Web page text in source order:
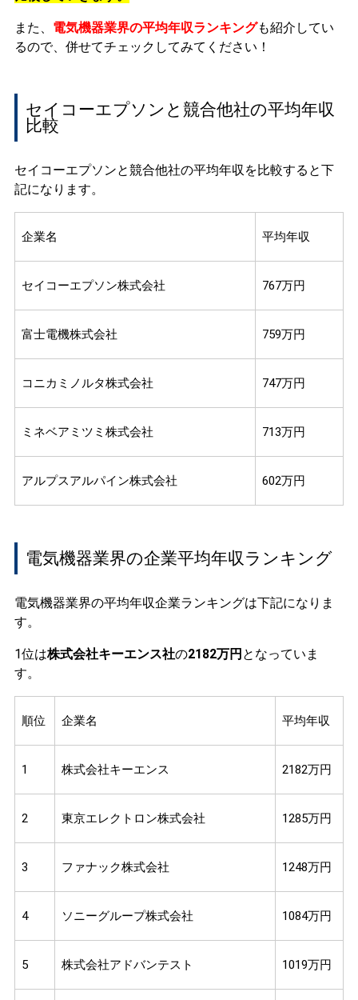
また、 電気機器業界の平均年収ランキングも紹介してい
るので、併せてチェックしてみてください！
セイコーエプソンと競合他社の平均年収
比較
セイコーエプソンと競合他社の平均年収を比較すると下
記になります。
企業名 平均年収
セイコーエプソン株式会社 767万円
富士電機株式会社 759万円
コニカミノルタ株式会社 747万円
ミネベアミツミ株式会社 713万円
アルプスアルパイン株式会社 602万円
電気機器業界の企業平均年収ランキング
電気機器業界の平均年収企業ランキングは下記になりま
す。
1位は株式会社キーエンス社の2182万円 となっていま
す。
順位 企業名 平均年収
1 株式会社キーエンス 2182万円
2 東京エレクトロン株式会社 1285万円
3 ファナック株式会社 1248万円
4 ソニーグループ株式会社 1084万円
5 株式会社アドバンテスト 1019万円